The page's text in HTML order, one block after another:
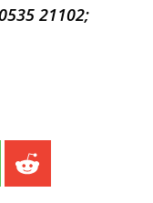
21102;